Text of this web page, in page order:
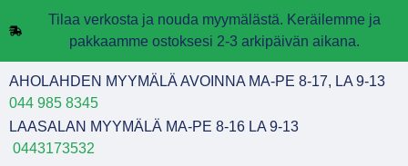
Tilaa verkosta ja nouda myymälästä. Keräilemme ja
pakkaamme ostoksesi 2-3 arkipäivän aikana.
AHOLAHDEN MYYMÄLÄ AVOINNA MA-PE 8-17, LA 9-13
044 985 8345
LAASALAN MYYMÄLÄ MA-PE 8-16 LA 9-13
0443173532